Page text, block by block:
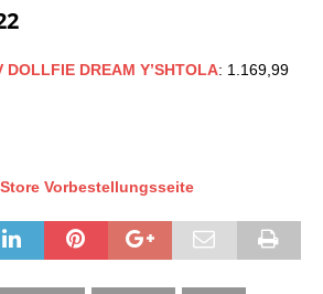
DOLLFIE DREAM Y’SHTOLA: 1.169,99
Vorbestellungsseite